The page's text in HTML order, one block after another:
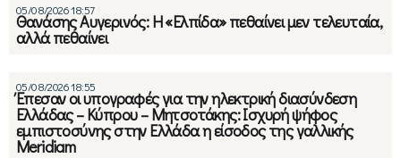
05/08/2026 18:57
Θανάσης Αυγερινός: Η «Ελπίδα» πεθαίνει μεν τελευταία,
αλλά πεθαίνει
05/08/2026 18:55
Έπεσαν οι υπογραφές για την ηλεκτρική διασύνδεση
Ελλάδας – Κύπρου – Μητσοτάκης: Ισχυρή ψήφος
εμπιστοσύνης στην Ελλάδα η είσοδος της γαλλικής
Meridiam